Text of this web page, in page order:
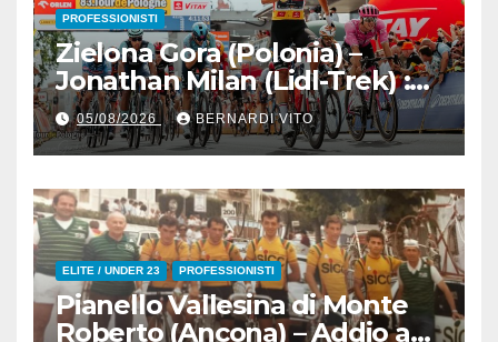
PROFESSIONISTI
Zielona Gora (Polonia) –
Jonathan Milan (Lidl-Trek) :
Vince la terza tappa di
seguito e in maglia gialla
all’83° Giro di Polonia
05/08/2026 BERNARDI VITO
ELITE / UNDER 23 PROFESSIONISTI
Pianello Vallesina di Monte
Roberto (Ancona) – Addio ad